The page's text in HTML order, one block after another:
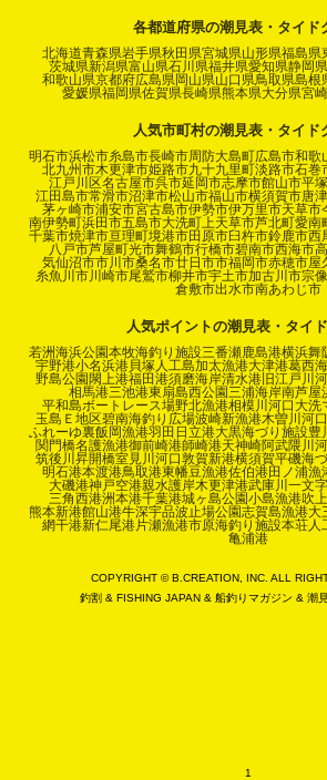
各都道府県の潮見表・タイド
北海道青森県岩手県秋田県宮城県山形県福島県
茨城県新潟県富山県石川県福井県愛知県静岡県
和歌山県京都府広島県岡山県山口県鳥取県島根
愛媛県福岡県佐賀県長崎県熊本県大分県宮
人気市町村の潮見表・タイド
明石市浜松市糸島市長崎市周防大島町広島市和歌
北九州市木更津市姫路市九十九里町淡路市石巻
江戸川区名古屋市呉市延岡市志摩市館山市平
江田島市常滑市沼津市松山市福山市横須賀市唐
茅ヶ崎市浦安市宮古島市伊勢市伊万里市天草市
南伊勢町浜田市五島市大洗町上天草市芦北町愛南
千葉市焼津市亘理町境港市田原市臼杵市鈴鹿市西
八戸市芦屋町光市舞鶴市行橋市碧南市西海市
気仙沼市市川市桑名市廿日市市福岡市赤穂市屋
糸魚川市川崎市尾鷲市柳井市宇土市加古川市宗
倉敷市出水市南あわじ市
人気ポイントの潮見表・タイ
若洲海浜公園本牧海釣り施設三番瀬鹿島港横浜舞
宇野港小名浜港貝塚人工島加太漁港大津港葛西
野島公園 閖上港福田港須磨海岸清水港 旧江戸川
相馬港三池港東扇島西公園三浦海岸南芦屋
平和島ボートレース場野北漁港相模川河口 大洗
玉島Ｅ地区碧南海釣り広場波崎新漁港木曽川河口
ふれーゆ裏飯岡漁港羽田 日立港大黒海づり施設豊
関門橋名護漁港御前崎港師崎港天神崎阿武隈川
筑後川昇開橋室見川河口敦賀新港横須賀平磯海
明石港本渡港鳥取港東幡豆漁港佐伯港田ノ浦漁
大磯港神戸空港親水護岸木更津港武庫川一文字
三角西港洲本港千葉港城ヶ島公園小島漁港吹
熊本新港館山港牛深宇品波止場公園志賀島漁港大
網干港新仁尾港片瀬漁港市原海釣り施設本荘人
亀浦港
COPYRIGHT © B.CREATION, INC. ALL
釣割 & FISHING JAPAN& 船釣りマガジン & 潮
1